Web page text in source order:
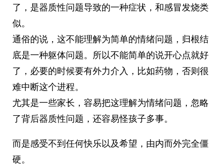
了，是器质性问题导致的一种症状，和感冒发烧类
似。
通俗的说，这不能理解为简单的情绪问题，归根结
底是一种躯体问题。所以不能简单的说开心点就好
了，必要的时候要有外力介入，比如药物，否则很
难中断这个进程。
尤其是一些家长，容易把这理解为情绪问题，忽略
了背后器质性问题，还容易怪孩子多事。
而是感受不到任何快乐以及希望，由内而外完全僵
硬。